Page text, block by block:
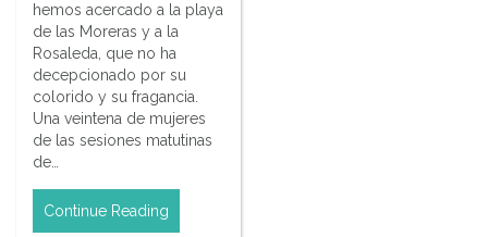
hemos acercado a la playa
de las Moreras y a la
Rosaleda, que no ha
decepcionado por su
colorido y su fragancia.
Una veintena de mujeres
de las sesiones matutinas
de…
Continue Reading